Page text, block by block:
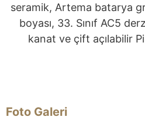
seramik, Artema batarya
boyası, 33. Sınıf AC5
kanat ve çift açılabilir
Foto Galeri